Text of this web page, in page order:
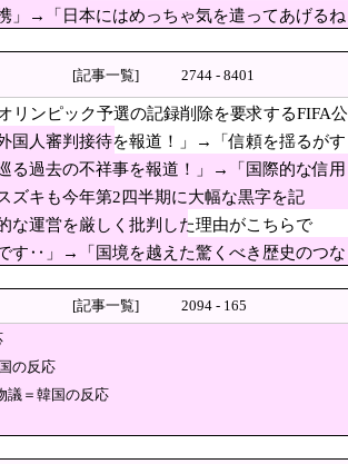
」
出火！
審判接待を報道！」→「信頼を揺
０２年はどうなの？」
過半数の株式を引き受ける
だFIFAだったがUEFA側は強硬姿
中で患者を全身で庇う医師らの咄嗟の行動
。もはや9条どころではなくなった」
院
が酷評…
うね 10年後にやらないか？」「やめてく
」→「日本にはめっちゃ気を遣ってあげるね
[記事一覧] 2744 - 8401
リンピック予選の記録削除を要求するFIFA公
国人審判接待を報道！」→「信頼を揺るがす
る過去の不祥事を報道！」→「国際的な信用
ズキも今年第2四半期に大幅な黒字を記
な運営を厳しく批判した理由がこちらで
す‥」→「国境を越えた驚くべき歴史のつな
[記事一覧]
2094 - 165
の反応
議＝韓国の反応